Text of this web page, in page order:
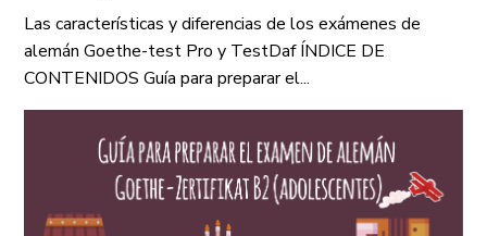
Las características y diferencias de los exámenes de
alemán Goethe-test Pro y TestDaf ÍNDICE DE
CONTENIDOS Guía para preparar el...